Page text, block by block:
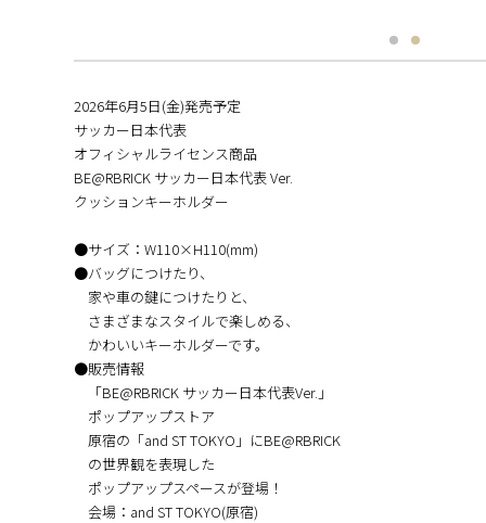
2026年6⽉5日(金)発売予定
サッカー日本代表
オフィシャルライセンス商品
BE@RBRICK サッカー日本代表 Ver.
クッションキーホルダー
●サイズ：W110×H110(mm)
●バッグにつけたり、
家や車の鍵につけたりと、
さまざまなスタイルで楽しめる、
かわいいキーホルダーです。
●販売情報
「BE@RBRICK サッカー日本代表Ver.」
ポップアップストア
原宿の「and ST TOKYO」にBE@RBRICK
の世界観を表現した
ポップアップスペースが登場！
会場：and ST TOKYO(原宿)